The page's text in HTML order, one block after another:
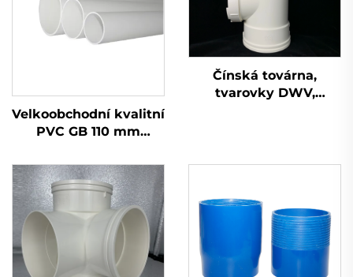
Velkoobchodní kvalitní
PVC GB 110 mm
trubka UPVC
Čínská továrna,
tvarovky DWV,